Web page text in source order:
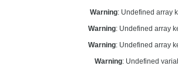
Warning: Undefined array
Warning: Undefined array
Warning: Undefined array
Warning: Undefined